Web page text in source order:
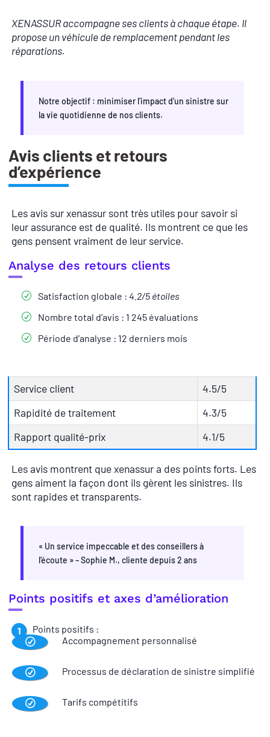
XENASSUR accompagne ses clients à chaque étape. Il
propose un véhicule de remplacement pendant les
réparations.
Notre objectif : minimiser l’impact d’un sinistre sur
la vie quotidienne de nos clients.
Avis clients et retours
d’expérience
Les avis sur xenassur sont très utiles pour savoir si
leur assurance est de qualité. Ils montrent ce que les
gens pensent vraiment de leur service.
Analyse des retours clients
Satisfaction globale : 4.2/5 étoiles
Nombre total d’avis : 1 245 évaluations
Période d’analyse : 12 derniers mois
Service client
4.5/5
Rapidité de traitement
4.3/5
Rapport qualité-prix
4.1/5
Les avis montrent que xenassur a des points forts. Les
gens aiment la façon dont ils gèrent les sinistres. Ils
sont rapides et transparents.
« Un service impeccable et des conseillers à
l’écoute » – Sophie M., cliente depuis 2 ans
Points positifs et axes d’amélioration
Points positifs :
Accompagnement personnalisé
Processus de déclaration de sinistre simplifié
Tarifs compétitifs